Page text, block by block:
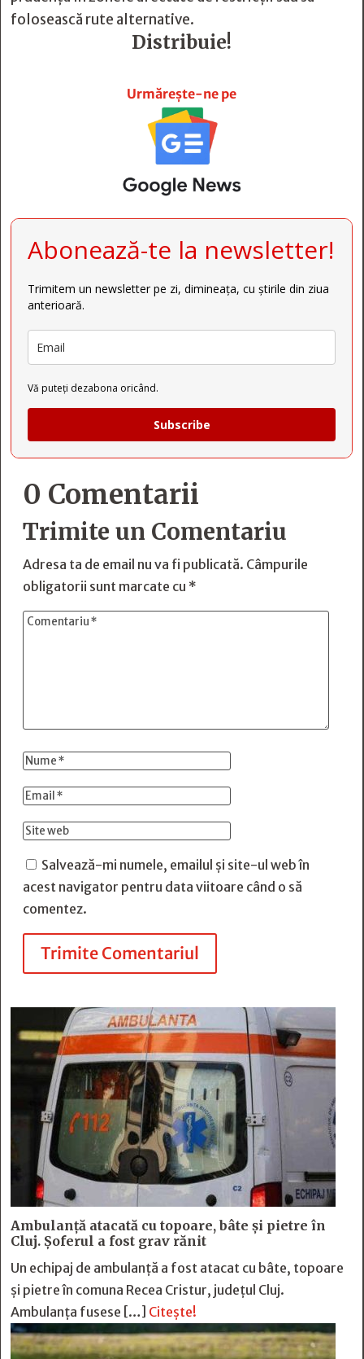
folosească rute alternative.
Distribuie!
Urmărește-ne pe
Abonează-te la newsletter!
Trimitem un newsletter pe zi, dimineața, cu știrile din ziua
anterioară.
Vă puteți dezabona oricând.
Subscribe
0 Comentarii
Trimite un Comentariu
Adresa ta de email nu va fi publicată. Câmpurile
obligatorii sunt marcate cu *
Salvează-mi numele, emailul și site-ul web în
acest navigator pentru data viitoare când o să
comentez.
Trimite Comentariul
Ambulanță atacată cu topoare, bâte și pietre în
Cluj. Șoferul a fost grav rănit
Un echipaj de ambulanță a fost atacat cu bâte, topoare
și pietre în comuna Recea Cristur, județul Cluj.
Ambulanța fusese […] Citește!